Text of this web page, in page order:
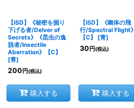
【ISD】《秘密を掘り
下げる者/Delver of
Secrets》《昆虫の逸
脱者/Insectile
Aberration》【C】
[青]
200 円 (税込)
購入する
【ISD】《幽体の飛
行/Spectral Flight》
【C】
[青]
30 円 (税込)
購入する